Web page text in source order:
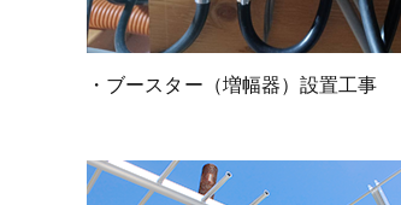
・ブースター（増幅器）設置工事